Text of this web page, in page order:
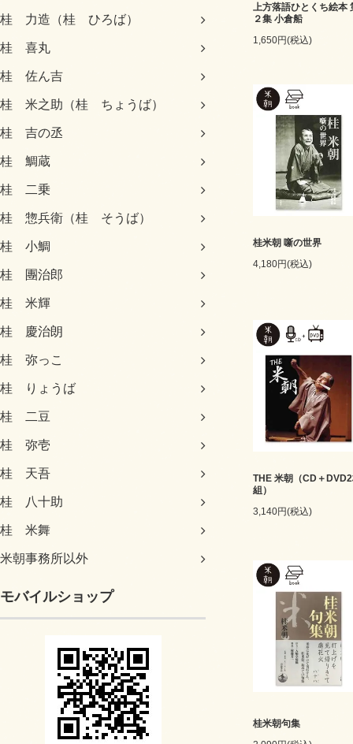
桂 力造（桂 ひろば）
桂 喜丸
桂 佐ん吉
桂 米之助（桂 ちょうば）
桂 吉の丞
桂 鯛蔵
桂 二乗
桂 惣兵衛（桂 そうば）
桂 小鯛
桂 團治郎
桂 米輝
桂 慶治朗
桂 弥っこ
桂 りょうば
桂 二豆
桂 弥壱
桂 天吾
桂 八十助
桂 米舞
米朝事務所以外
モバイルショップ
上方落語ひとくち絵本
２集 小倉船
1,650円(税込)
桂米朝 噺の世界
4,180円(税込)
THE 米朝（CD＋
組）
3,140円(税込)
桂米朝句集